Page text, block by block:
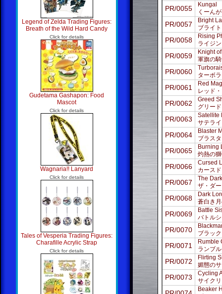
Legend of Zelda Trading Figures:
Breath of the Wild Hard Candy
Click for details
Gudetama Gashapon: Food
Mascot
Click for details
Wagnaria!! Lanyard
Click for details
Tales of Vesperia Trading Figures:
Charafille Acrylic Strap
Click for details
PR/0055
Kungal
くーん
PR/0057
Bright
ブライ
PR/0058
Rising
ライジ
PR/0059
Knight
軍旗の
PR/0060
ターボ
PR/0061
Red
レッド
PR/0062
Greed
グリー
PR/0063
Satellite
サテラ
PR/0064
Blaster
ブラス
PR/0065
Burning
灼熱の
PR/0066
Cursed
カース
PR/0067
The
ザ・ダ
PR/0068
Dark
蒼白き
PR/0069
Battle
バトル
PR/0070
ブラッ
PR/0071
Rumble
ランブ
PR/0072
Flirting
媚態の
PR/0073
Cycling
サイク
Beaker